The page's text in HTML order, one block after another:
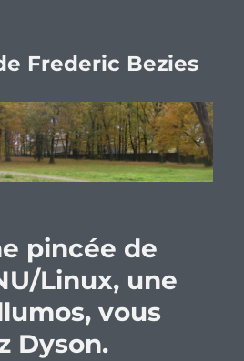
Frederic Bezies
pincée de
Linux, une
vous
Dyson.